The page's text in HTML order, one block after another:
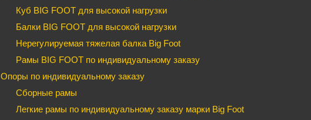
Куб BIG FOOT для высокой нагрузки
Балки BIG FOOT для высокой нагрузки
Нерегулируемая тяжелая балка Big Foot
Рамы BIG FOOT по индивидуальному заказу
Опоры по индивидуальному заказу
Сборные рамы
Легкие рамы по индивидуальному заказу марки Big Foot